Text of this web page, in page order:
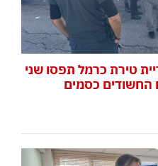
טירת כרמל תפסו שני
החשודים כסמים